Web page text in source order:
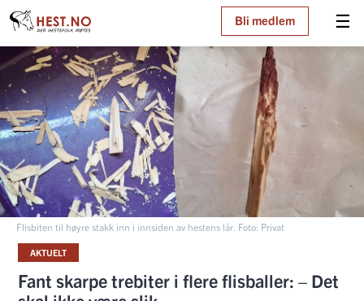
☰
Bli medlem
Flisbiten til høyre stakk inn i innsiden av hestens lår. Foto: Privat
AKTUELT
Fant skarpe trebiter i flere flisballer: – Det